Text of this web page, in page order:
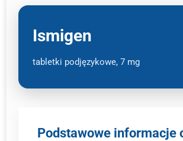
Ismigen
tabletki podjęzykowe, 7 mg
Podstawowe informacje